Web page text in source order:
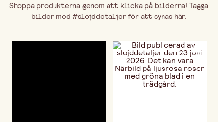
Shoppa produkterna genom att klicka på bilderna! Tagga
bilder med #slojddetaljer för att synas här.